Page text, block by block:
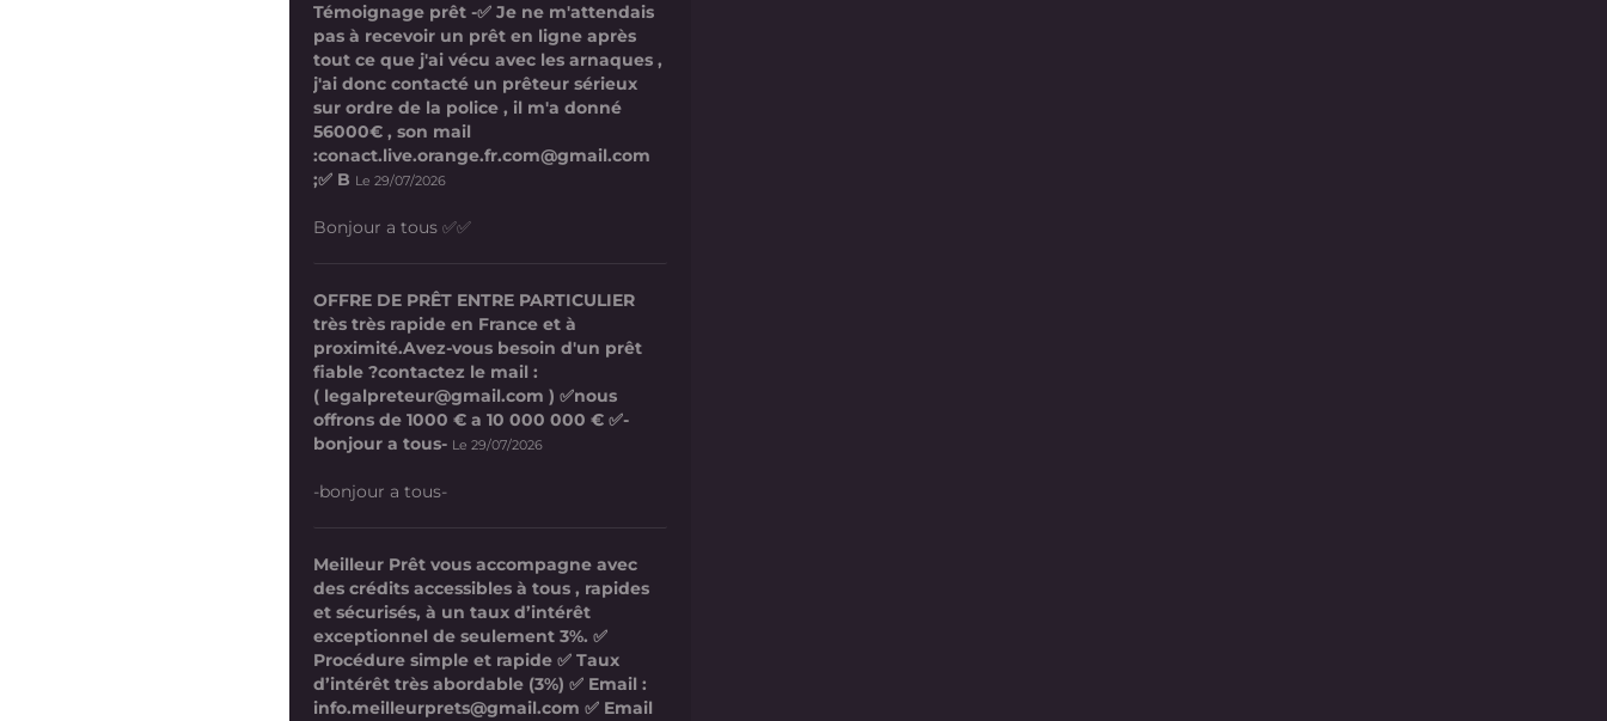
Témoignage prêt -✅ Je ne m'attendais
pas à recevoir un prêt en ligne après
tout ce que j'ai vécu avec les arnaques ,
j'ai donc contacté un prêteur sérieux
sur ordre de la police , il m'a donné
56000€ , son mail
:conact.live.orange.fr.com@gmail.com
;✅ B Le 29/07/2026
Bonjour a tous ✅✅
OFFRE DE PRÊT ENTRE PARTICULIER
très très rapide en France et à
proximité.Avez-vous besoin d'un prêt
fiable ?contactez le mail :
( legalpreteur@gmail.com ) ✅nous
offrons de 1000 € a 10 000 000 € ✅-
bonjour a tous- Le 29/07/2026
-bonjour a tous-
Meilleur Prêt vous accompagne avec
des crédits accessibles à tous , rapides
et sécurisés, à un taux d’intérêt
exceptionnel de seulement 3%. ✅
Procédure simple et rapide ✅ Taux
d’intérêt très abordable (3%) ✅ Email :
info.meilleurprets@gmail.com ✅ Email